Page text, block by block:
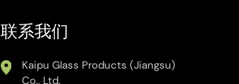
联系我们
Kaipu Glass Products (Jiangsu)
Co., Ltd.